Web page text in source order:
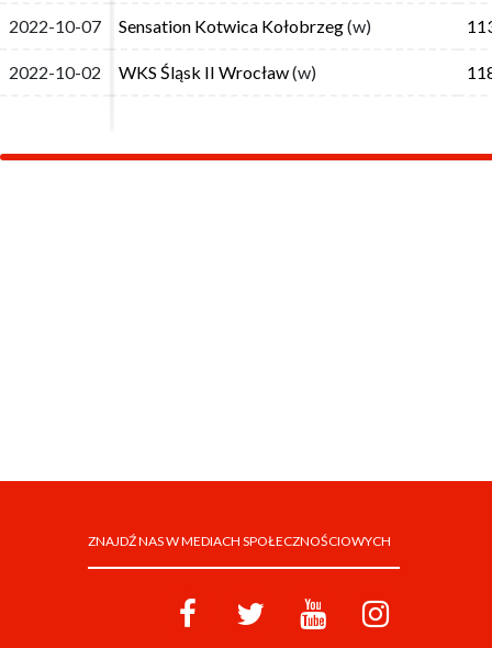
2022-10-07 Sensation Kotwica Kołobrzeg(w)
2022-10-02 WKS Śląsk II Wrocław(w)
2022-10-07 Sensation Kotwica Kołobrzeg(w)
2022-10-02 WKS Śląsk II Wrocław(w)
ZNAJDŹ NAS W MEDIACH SPOŁECZNOŚCIOWYCH